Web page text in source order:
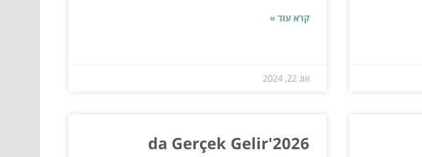
קרא עוד »
אוג 22, 2024
2026'da Gerçek Gelir